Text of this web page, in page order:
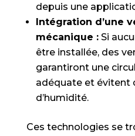
depuis une
Intégration d’une
mécanique :Si
être installée, des
garantiront une
adéquate et évitent
d’humidité.
Ces technologies se